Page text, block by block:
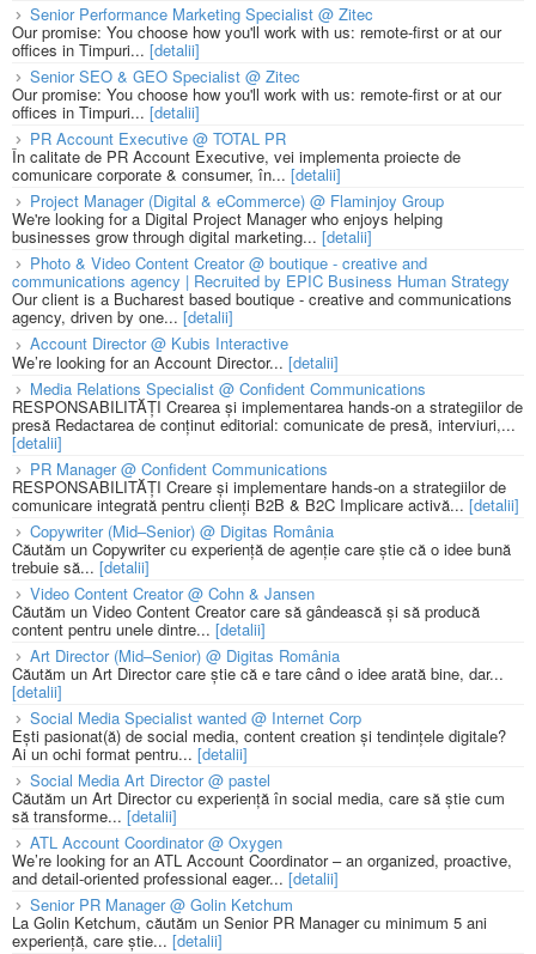
Senior Performance Marketing Specialist @ Zitec
Our promise: You choose how you'll work with us: remote-first or at our
offices in Timpuri... [detalii]
Senior SEO & GEO Specialist @ Zitec
Our promise: You choose how you'll work with us: remote-first or at our
offices in Timpuri... [detalii]
PR Account Executive @ TOTAL PR
În calitate de PR Account Executive, vei implementa proiecte de
comunicare corporate & consumer, în... [detalii]
Project Manager (Digital & eCommerce) @ Flaminjoy Group
We're looking for a Digital Project Manager who enjoys helping
businesses grow through digital marketing... [detalii]
Photo & Video Content Creator @ boutique - creative and
communications agency | Recruited by EPIC Business Human Strategy
Our client is a Bucharest based boutique - creative and communications
agency, driven by one... [detalii]
Account Director @ Kubis Interactive
We’re looking for an Account Director... [detalii]
Media Relations Specialist @ Confident Communications
RESPONSABILITĂȚI Crearea și implementarea hands-on a strategiilor de
presă Redactarea de conținut editorial: comunicate de presă, interviuri,...
[detalii]
PR Manager @ Confident Communications
RESPONSABILITĂȚI Creare și implementare hands-on a strategiilor de
comunicare integrată pentru clienți B2B & B2C Implicare activă... [detalii]
Copywriter (Mid–Senior) @ Digitas România
Căutăm un Copywriter cu experiență de agenție care știe că o idee bună
trebuie să... [detalii]
Video Content Creator @ Cohn & Jansen
Căutăm un Video Content Creator care să gândească și să producă
content pentru unele dintre... [detalii]
Art Director (Mid–Senior) @ Digitas România
Căutăm un Art Director care știe că e tare când o idee arată bine, dar...
[detalii]
Social Media Specialist wanted @ Internet Corp
Ești pasionat(ă) de social media, content creation și tendințele digitale?
Ai un ochi format pentru... [detalii]
Social Media Art Director @ pastel
Căutăm un Art Director cu experiență în social media, care să știe cum
să transforme... [detalii]
ATL Account Coordinator @ Oxygen
We’re looking for an ATL Account Coordinator – an organized, proactive,
and detail-oriented professional eager... [detalii]
Senior PR Manager @ Golin Ketchum
La Golin Ketchum, căutăm un Senior PR Manager cu minimum 5 ani
experiență, care știe... [detalii]